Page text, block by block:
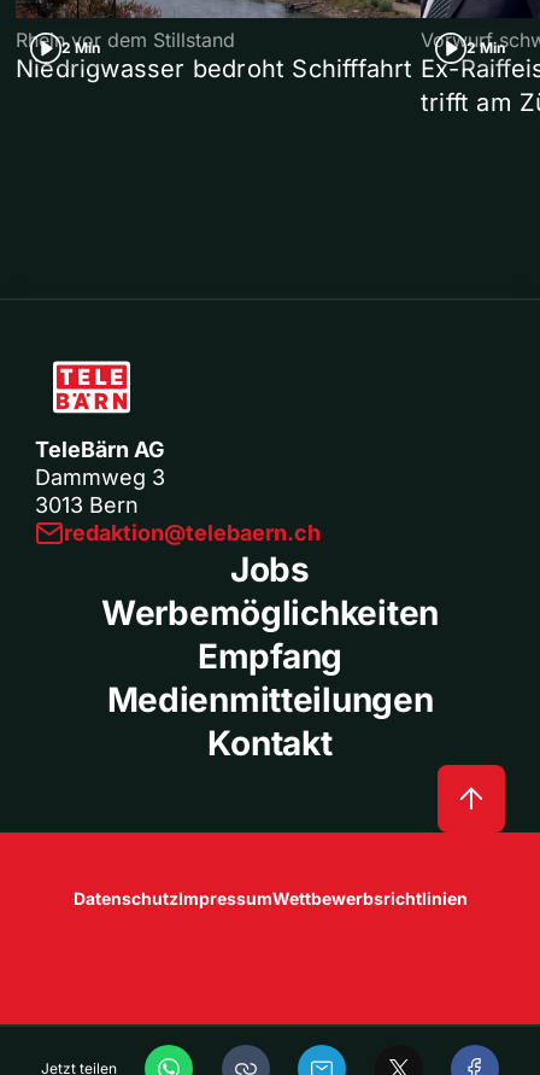
Jetzt teilen
2 Min
Rhein vor dem Stillstand
Niedrigwasser bedroht Schifffahrt
2 Min
Vorwurf
Ex-
trifft am
TeleBärn AG
Dammweg 3
3013 Bern
redaktion@telebaern.ch
Jobs
Werbemöglichkeiten
Empfang
Medienmitteilungen
Kontakt
DatenschutzImpressumWettbewerbsrichtlinien